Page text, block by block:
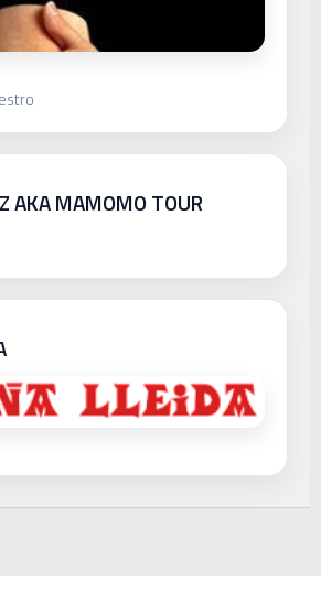
AKA MAMOMO TOUR